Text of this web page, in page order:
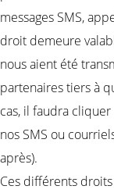
messages SMS,
droit demeure
nous aient été
partenaires tiers à
cas, il faudra
nos SMS ou
après).
Ces différents